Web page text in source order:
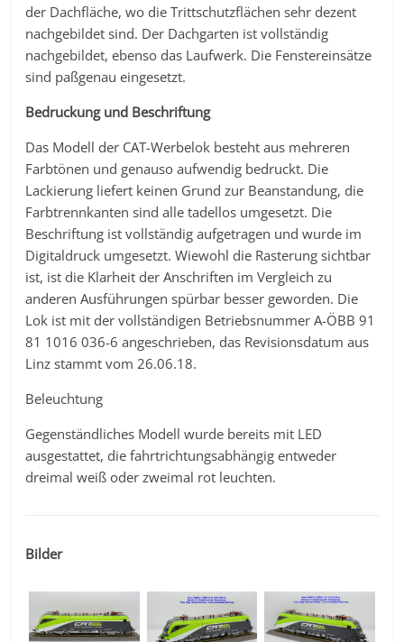
der Dachfläche, wo die Trittschutzflächen sehr dezent
nachgebildet sind. Der Dachgarten ist vollständig
nachgebildet, ebenso das Laufwerk. Die Fenstereinsätze
sind paßgenau eingesetzt.
Bedruckung und Beschriftung
Das Modell der CAT-Werbelok besteht aus mehreren
Farbtönen und genauso aufwendig bedruckt. Die
Lackierung liefert keinen Grund zur Beanstandung, die
Farbtrennkanten sind alle tadellos umgesetzt. Die
Beschriftung ist vollständig aufgetragen und wurde im
Digitaldruck umgesetzt. Wiewohl die Rasterung sichtbar
ist, ist die Klarheit der Anschriften im Vergleich zu
anderen Ausführungen spürbar besser geworden. Die
Lok ist mit der vollständigen Betriebsnummer A-ÖBB 91
81 1016 036-6 angeschrieben, das Revisionsdatum aus
Linz stammt vom 26.06.18.
Beleuchtung
Gegenständliches Modell wurde bereits mit LED
ausgestattet, die fahrtrichtungsabhängig entweder
dreimal weiß oder zweimal rot leuchten.
Bilder